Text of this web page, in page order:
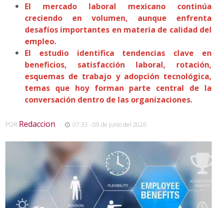
El mercado laboral mexicano continúa
creciendo en volumen, aunque enfrenta
desafíos importantes en materia de calidad del
empleo.
El estudio identifica tendencias clave en
beneficios, satisfacción laboral, rotación,
esquemas de trabajo y adopción tecnológica,
temas que hoy forman parte central de la
conversación dentro de las organizaciones.
POR Redaccion, 07:33 - 09 de Junio del 2026